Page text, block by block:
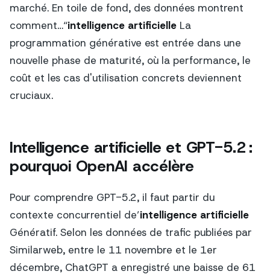
marché. En toile de fond, des données montrent
comment…“intelligence artificielle La
programmation générative est entrée dans une
nouvelle phase de maturité, où la performance, le
coût et les cas d'utilisation concrets deviennent
cruciaux.
Intelligence artificielle et GPT-5.2 :
pourquoi OpenAI accélère
Pour comprendre GPT-5.2, il faut partir du
contexte concurrentiel de’intelligence artificielle
Génératif. Selon les données de trafic publiées par
Similarweb, entre le 11 novembre et le 1er
décembre, ChatGPT a enregistré une baisse de 61